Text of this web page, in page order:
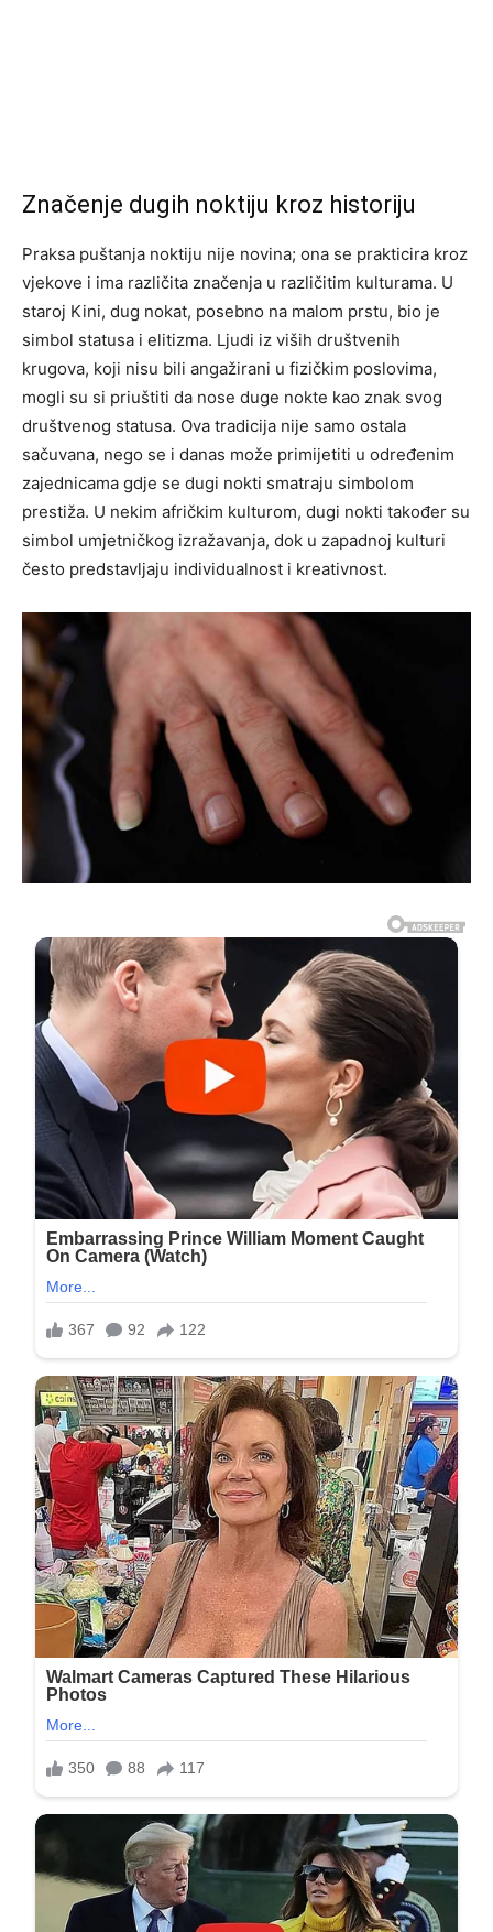
Značenje dugih noktiju kroz historiju
Praksa puštanja noktiju nije novina; ona se prakticira kroz
vjekove i ima različita značenja u različitim kulturama. U
staroj Kini, dug nokat, posebno na malom prstu, bio je
simbol statusa i elitizma. Ljudi iz viših društvenih
krugova, koji nisu bili angažirani u fizičkim poslovima,
mogli su si priuštiti da nose duge nokte kao znak svog
društvenog statusa. Ova tradicija nije samo ostala
sačuvana, nego se i danas može primijetiti u određenim
zajednicama gdje se dugi nokti smatraju simbolom
prestiža. U nekim afričkim kulturom, dugi nokti također su
simbol umjetničkog izražavanja, dok u zapadnoj kulturi
često predstavljaju individualnost i kreativnost.